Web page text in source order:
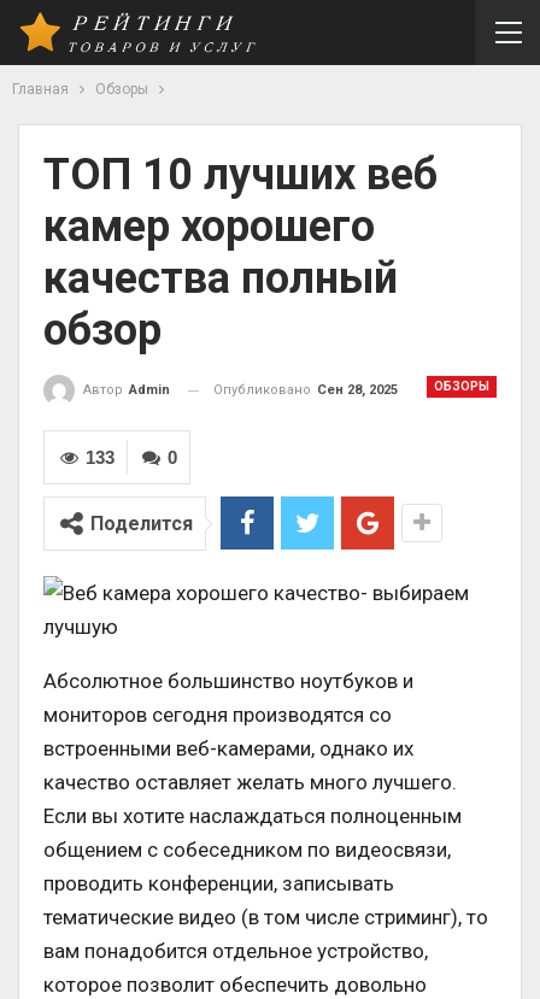
Главная Обзоры
ТОП 10 лучших веб
камер хорошего
качества полный
обзор
ОБЗОРЫ
Автор Admin Опубликовано Сен 28, 2025
0
133
Поделится
Абсолютное большинство ноутбуков и
мониторов сегодня производятся со
встроенными веб-камерами, однако их
качество оставляет желать много лучшего.
Если вы хотите наслаждаться полноценным
общением с собеседником по видеосвязи,
проводить конференции, записывать
тематические видео (в том числе стриминг), то
вам понадобится отдельное устройство,
которое позволит обеспечить довольно